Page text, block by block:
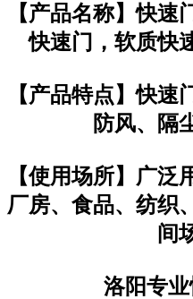
【产品名称】快速
快速门，软质快
【产品特点】快速
防风、隔
【使用场所】广
厂房、食品、纺织
间
洛阳专